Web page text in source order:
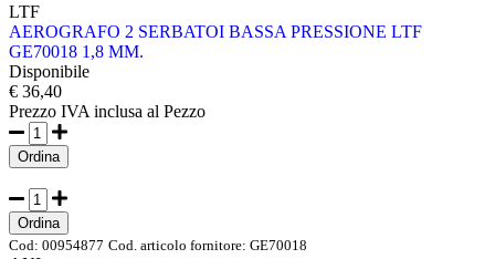
LTF
AEROGRAFO 2 SERBATOI BASSA PRESSIONE LTF
GE70018 1,8 MM.
Disponibile
€ 36,40
Prezzo IVA inclusa al Pezzo
Ordina
Ordina
Cod: 00954877 Cod. articolo fornitore: GE70018